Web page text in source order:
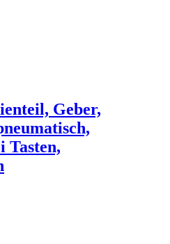
Geber,
Tasten,